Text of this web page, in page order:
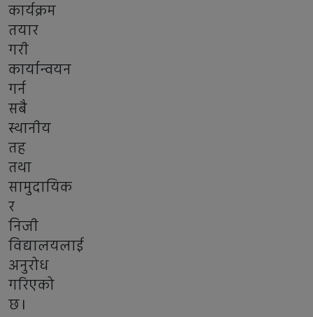
कार्यक्रम
तयार
गरी
कार्यान्वयन
गर्न
सबै
स्थानीय
तह
तथा
सामुदायिक
र
निजी
विद्यालयलाई
अनुरोध
गरिएको
छ।